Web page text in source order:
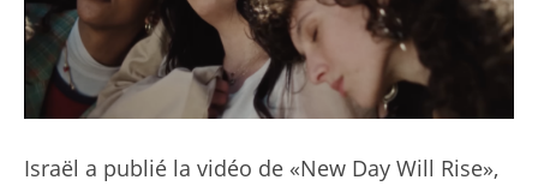
Israël a publié la vidéo de «New Day Will Rise»,